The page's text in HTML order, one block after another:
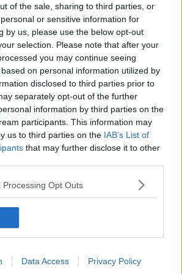
of the sale, sharing to third parties, or
or sensitive information for
by us, please use the below opt-out
selection. Please note that after your
you may continue seeing
on personal information utilized by
disclosed to third parties prior to
separately opt-out of the further
information by third parties on the
participants. This information may
us to third parties on the IAB’s List of
that may further disclose it to other
Processing Opt Outs
Data Access Privacy Policy
decessi e oltre cento nuovi casi
decessi nel livornese, 97 casi in più
7 vittime nel Livornese
Livornese altri 47 contagi
provincia 69 nuovi casi e nessun
nuovi positivi nel Livornese
casi in più nella provincia di Livorno
un morto e 68 nuovi positivi
nuovi casi tra Livorno e provincia